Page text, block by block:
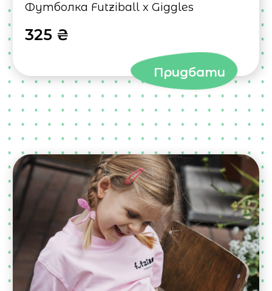
Футболка Futziball x Giggles
325 ₴
Придбати